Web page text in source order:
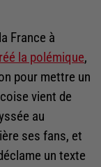
France à
la polémique,
pour mettre un
vient de
au
ses fans, et
un texte